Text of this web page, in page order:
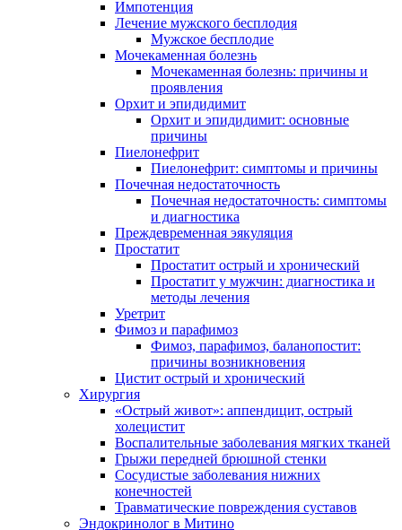
Импотенция
Лечение мужского бесплодия
Мужское бесплодие
Мочекаменная болезнь
Мочекаменная болезнь: причины и
проявления
Орхит и эпидидимит
Орхит и эпидидимит: основные
причины
Пиелонефрит
Пиелонефрит: симптомы и причины
Почечная недостаточность
Почечная недостаточность: симптомы
и диагностика
Преждевременная эякуляция
Простатит
Простатит острый и хронический
Простатит у мужчин: диагностика и
методы лечения
Уретрит
Фимоз и парафимоз
Фимоз, парафимоз, баланопостит:
причины возникновения
Цистит острый и хронический
Хирургия
«Острый живот»: аппендицит, острый
холецистит
Воспалительные заболевания мягких тканей
Грыжи передней брюшной стенки
Сосудистые заболевания нижних
конечностей
Травматические повреждения суставов
Эндокринолог в Митино